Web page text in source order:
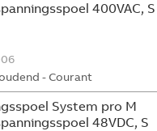
400VAC, S
- Courant
System pro M
48VDC, S